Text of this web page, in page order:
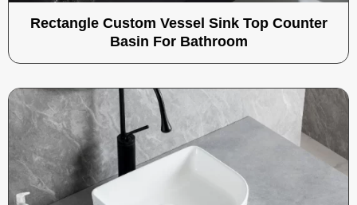
Rectangle Custom Vessel Sink Top Counter
Basin For Bathroom